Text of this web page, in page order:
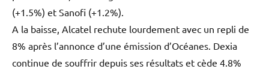
(+1.5%) et Sanofi (+1.2%).
A la baisse, Alcatel rechute lourdement avec un repli de
8% après l’annonce d’une émission d’Océanes. Dexia
continue de souffrir depuis ses résultats et cède 4.8%